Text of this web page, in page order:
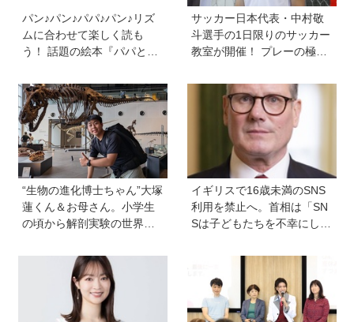
パン♪パン♪パパ♪パン♪リズ
ムに合わせて楽しく読も
う！ 話題の絵本『パパとパ
ット・サニーブックスさん
に聞く子育てと絵本づくり
のお話
サッカー日本代表・中村敬
斗選手の1日限りのサッカー
教室が開催！ プレーの極意
学びと笑顔あふれる大盛況
イベントを詳しくレポ
“生物の進化博士ちゃん”大塚
蓮くん＆お母さん。小学生
の頃から解剖実験の世界に
近いワニを研究。「興味の
種まきはエンタメから」
イギリスで16歳未満のSNS
利用を禁止へ。首相は「SN
Sは子どもたちを不幸にして